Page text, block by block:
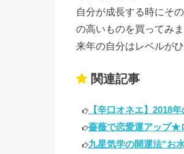
自分が成長する時にそ
の高いものを買ってみま
来年の自分はレベルが
関連記事
【辛口オネエ】2018
薔薇で恋愛運アップ★
九星気学の開運法“お